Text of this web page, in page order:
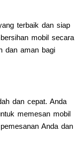
terbaik dan siap
mobil secara
dan aman bagi
dan cepat. Anda
memesan mobil
Anda dan